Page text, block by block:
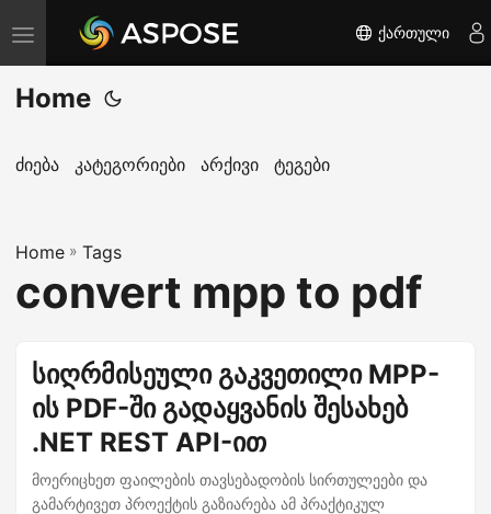
T
o
g
l
a
v
i
ქართული
Home
ძიება კატეგორიები არქივი ტეგები
Home » Tags
convert mpp to pdf
სიღრმისეული გაკვეთილი MPP-
ის PDF-ში გადაყვანის შესახებ
.NET REST API-ით
მოერიცხეთ ფაილების თავსებადობის სირთულეები და
გამარტივეთ პროექტის გაზიარება ამ პრაქტიკულ